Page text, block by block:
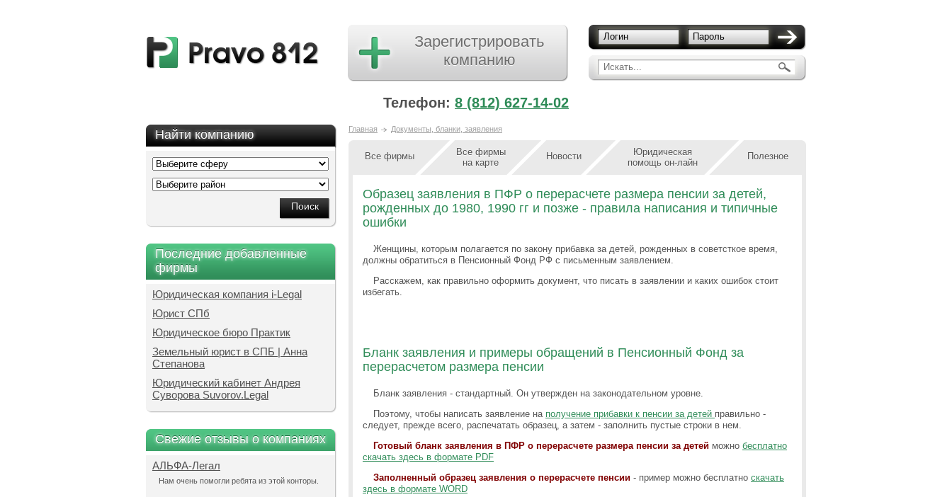
Искать...
Логин Пароль
Зарегистрировать
компанию
Телефон: 8 (812) 627-14-02
Найти компанию
Последние добавленные
фирмы
Юридическая компания i-Legal
Юрист СПб
Юридическое бюро Практик
Земельный юрист в СПБ | Анна
Степанова
Юридический кабинет Андрея
Суворова Suvorov.Legal
Свежие отзывы о компаниях
АЛЬФА-Легал
Нам очень помогли ребята из этой конторы.
Главная Документы, бланки, заявления
Все фирмы
Все фирмы
на карте
Новости
Юридическая
помощь он-лайн
Полезное
Образец заявления в ПФР о перерасчете размера пенсии за детей,
рожденных до 1980, 1990 гг и позже - правила написания и типичные
ошибки
Женщины, которым полагается по закону прибавка за детей, рожденных в советсткое время,
должны обратиться в Пенсионный Фонд РФ с письменным заявлением.
Расскажем, как правильно оформить документ, что писать в заявлении и каких ошибок стоит
избегать.
Бланк заявления и примеры обращений в Пенсионный Фонд за
перерасчетом размера пенсии
Бланк заявления - стандартный. Он утвержден на законодательном уровне.
Поэтому, чтобы написать заявление на получение прибавки к пенсии за детей правильно -
следует, прежде всего, распечатать образец, а затем - заполнить пустые строки в нем.
Готовый бланк заявления в ПФР о перерасчете размера пенсии за детей можно бесплатно
скачать здесь в формате PDF
Заполненный образец заявления о перерасчете пенсии - пример можно бесплатно скачать
здесь в формате WORD